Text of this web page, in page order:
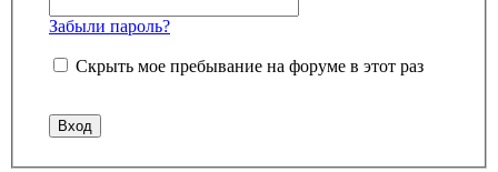
Забыли пароль?
Скрыть мое пребывание на форуме в этот раз